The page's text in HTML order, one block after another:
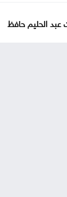
عبد الحليم حافظ